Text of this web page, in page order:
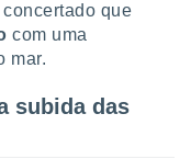
que
com uma
mar.
subida das